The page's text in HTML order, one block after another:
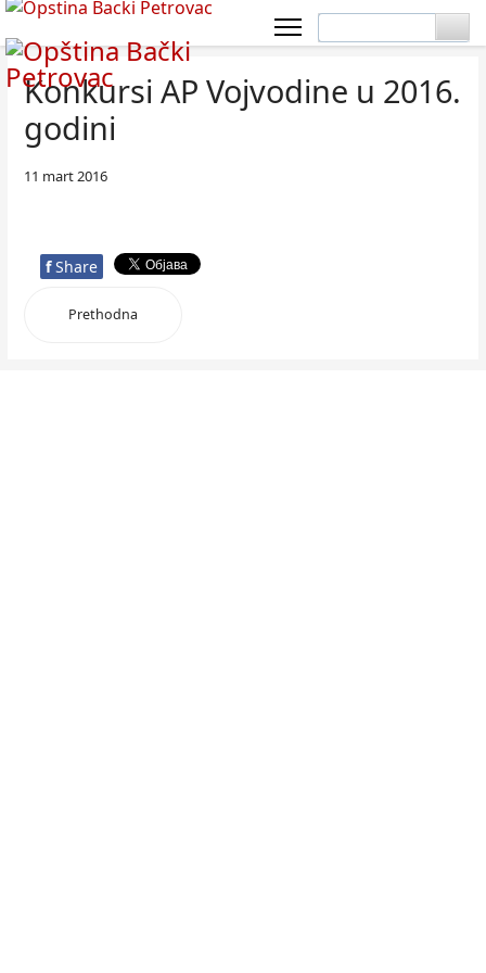
Konkursi AP Vojvodine u 2016.
godini
11 mart 2016
f Share
Prethodna